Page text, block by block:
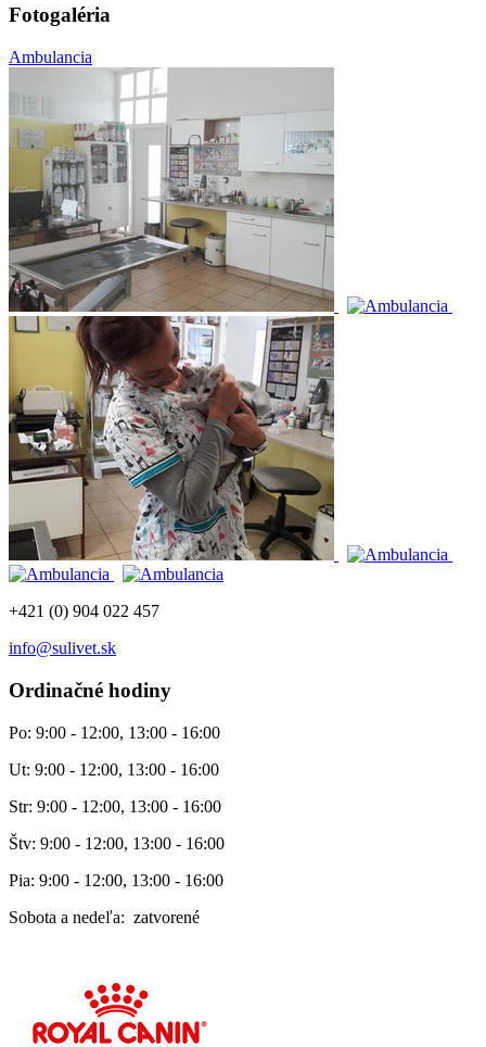
Fotogaléria
Ambulancia
+421 (0) 904 022 457
info@sulivet.sk
Ordinačné hodiny
Po: 9:00 - 12:00, 13:00 - 16:00
Ut: 9:00 - 12:00, 13:00 - 16:00
Str: 9:00 - 12:00, 13:00 - 16:00
Štv: 9:00 - 12:00, 13:00 - 16:00
Pia: 9:00 - 12:00, 13:00 - 16:00
Sobota a nedeľa: zatvorené